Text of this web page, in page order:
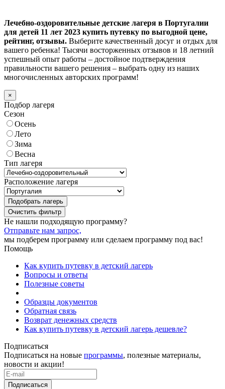
Лечебно-оздоровительные детские лагеря в Португалии
для детей 11 лет 2023 купить путевку по выгодной цене,
рейтинг, отзывы. Выберите качественный досуг и отдых для
вашего ребенка! Тысячи восторженных отзывов и 18 летний
успешный опыт работы – достойное подтверждения
правильности вашего решения – выбрать одну из наших
многочисленных авторских программ!
×
Подбор лагеря
Сезон
Осень
Лето
Зима
Весна
Тип лагеря
Расположение лагеря
Подобрать лагерь
Не нашли подходящую программу?
Отправьте нам запрос,
мы подберем программу или сделаем программу под вас!
Помощь
Как купить путевку в детский лагерь
Вопросы и ответы
Полезные советы
Образцы документов
Обратная связь
Возврат денежных средств
Как купить путевку в детский лагерь дешевле?
Подписаться
Подписаться на новые программы, полезные материалы,
новости и акции!
Подписаться